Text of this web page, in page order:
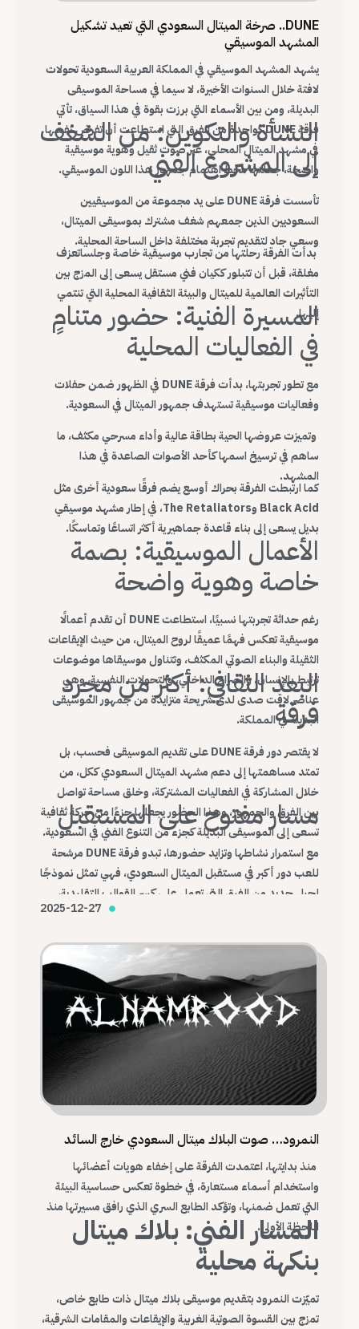
DUNE.. صرخة الميتال السعودي التي تعيد تشكيل
المشهد الموسيقي
يشهد المشهد الموسيقي في المملكة العربية السعودية تحولات
لافتة خلال السنوات الأخيرة، لا سيما في مساحة الموسيقى
البديلة، ومن بين الأسماء التي برزت بقوة في هذا السياق، تأتي
فرقة DUNE كواحدة من الفرق التي استطاعت أن تفرض نفسها
في مشهد الميتال المحلي، عبر صوت ثقيل وهوية موسيقية
واضحة، جعلتها محط اهتمام جمهور هذا اللون الموسيقي.
النشأة والتكوين: من الشغف
إلى المشروع الفني
تأسست فرقة DUNE على يد مجموعة من الموسيقيين
السعوديين الذين جمعهم شغف مشترك بموسيقى الميتال،
وسعي جاد لتقديم تجربة مختلفة داخل الساحة المحلية.
بدأت الفرقة رحلتها من تجارب موسيقية خاصة وجلساتعزف
مغلقة، قبل أن تتبلور ككيان فني مستقل يسعى إلى المزج بين
التأثيرات العالمية للميتال والبيئة الثقافية المحلية التي تنتمي
إليها.
المسيرة الفنية: حضور متنامٍ
في الفعاليات المحلية
مع تطور تجربتها، بدأت فرقة DUNE في الظهور ضمن حفلات
وفعاليات موسيقية تستهدف جمهور الميتال في السعودية.
وتميزت عروضها الحية بطاقة عالية وأداء مسرحي مكثف، ما
ساهم في ترسيخ اسمها كأحد الأصوات الصاعدة في هذا
المشهد.
كما ارتبطت الفرقة بحراك أوسع يضم فرقًا سعودية أخرى مثل
Black Acid وThe Retaliators، في إطار مشهد موسيقي
بديل يسعى إلى بناء قاعدة جماهيرية أكثر اتساعًا وتماسكًا.
الأعمال الموسيقية: بصمة
خاصة وهوية واضحة
رغم حداثة تجربتها نسبيًا، استطاعت DUNE أن تقدم أعمالًا
موسيقية تعكس فهمًا عميقًا لروح الميتال، من حيث الإيقاعات
الثقيلة والبناء الصوتي المكثف، وتتناول موسيقاها موضوعات
ترتبط بالإنسان، والصراع الداخلي، والتحولات النفسية، وهي
عناصر لاقت صدى لدى شريحة متزايدة من جمهور الموسيقى
البديلة في المملكة.
البعد الثقافي: أكثر من مجرد
فرقة
لا يقتصر دور فرقة DUNE على تقديم الموسيقى فحسب، بل
تمتد مساهمتها إلى دعم مشهد الميتال السعودي ككل، من
خلال المشاركة في الفعاليات المشتركة، وخلق مساحة تواصل
بين الفرق والجمهور، وهذا الحضور يجعلها جزءًا من حركة ثقافية
تسعى إلى الموسيقى البديلة كجزء من التنوع الفني في السعودية.
مسار مفتوح على المستقبل
مع استمرار نشاطها وتزايد حضورها، تبدو فرقة DUNE مرشحة
للعب دور أكبر في مستقبل الميتال السعودي، فهي تمثل نموذجًا
لجيل جديد من الفرق التي تعمل على كسر القوالب التقليدية،
وبناء هوية موسيقية محلية قادرة على التواصل مع العالم.
2025-12-27
النمرود… صوت البلاك ميتال السعودي خارج السائد
منذ بدايتها، اعتمدت الفرقة على إخفاء هويات أعضائها
واستخدام أسماء مستعارة، في خطوة تعكس حساسية البيئة
التي تعمل ضمنها، وتؤكد الطابع السري الذي رافق مسيرتها منذ
اللحظة الأولى.
المسار الفني: بلاك ميتال
بنكهة محلية
تميّزت النمرود بتقديم موسيقى بلاك ميتال ذات طابع خاص،
تمزج بين القسوة الصوتية الغربية والإيقاعات والمقامات الشرقية،